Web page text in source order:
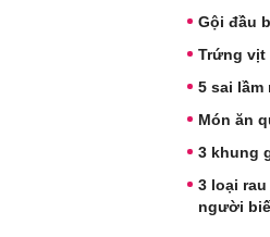
Gội đầu
Trứng
5 sai
Món ăn
3 khung
3 loại
người